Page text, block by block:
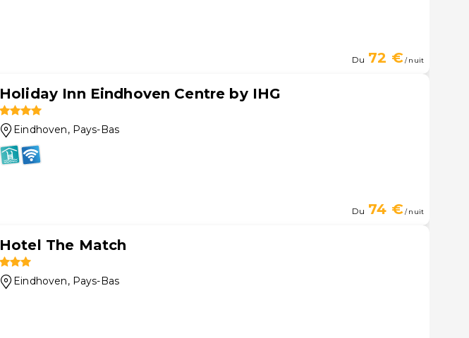
Du 72 €/ nuit
Holiday Inn Eindhoven Centre by IHG
Eindhoven, Pays-Bas
Du 74 €/ nuit
Hotel The Match
Eindhoven, Pays-Bas